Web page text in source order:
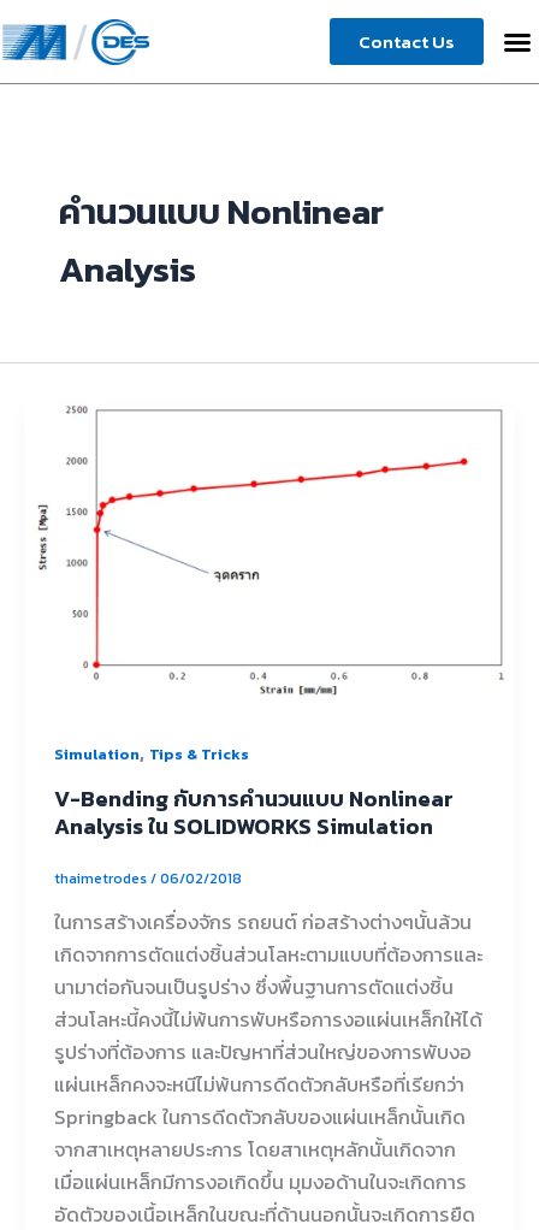
to
content
Contact Us
คำนวนแบบ Nonlinear
Analysis
Simulation, Tips & Tricks
V-Bending กับการคำนวนแบบ Nonlinear
Analysis ใน SOLIDWORKS Simulation
thaimetrodes/06/02/2018
ในการสร้างเครื่องจักร รถยนต์ ก่อสร้างต่างๆนั้นล้วน
เกิดจากการตัดแต่งชิ้นส่วนโลหะตามแบบที่ต้องการและ
นามาต่อกันจนเป็นรูปร่าง ซึ่งพื้นฐานการตัดแต่งชิ้น
ส่วนโลหะนี้คงนี้ไม่พ้นการพับหรือการงอแผ่นเหล็กให้ได้
รูปร่างที่ต้องการ และปัญหาที่ส่วนใหญ่ของการพับงอ
แผ่นเหล็กคงจะหนีไม่พ้นการดีดตัวกลับหรือที่เรียกว่า
Springback ในการดีดตัวกลับของแผ่นเหล็กนั้นเกิด
จากสาเหตุหลายประการ โดยสาเหตุหลักนั้นเกิดจาก
เมื่อแผ่นเหล็กมีการงอเกิดขึ้น มุมงอด้านในจะเกิดการ
อัดตัวของเนื้อเหล็กในขณะที่ด้านนอกนั้นจะเกิดการยืด